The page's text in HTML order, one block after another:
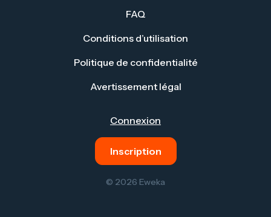
FAQ
Conditions d’utilisation
Politique de confidentialité
Avertissement légal
Connexion
Inscription
© 2026 Eweka